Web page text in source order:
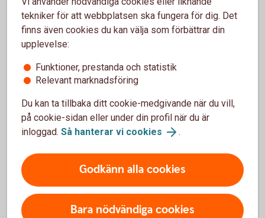
Snabb och tydlig överblick med ny design.
”Du” handlar om dig
Under det här valet hittar du till exempel
dokument och meddelande. Sånt som
handlar om dig, helt enkelt.
Behöver du hjälp?
Under "Hjälp" i appen hittar du nu svar på
vanliga frågor och kontaktuppgifter till oss.
tekniker för att webbplatsen ska fungera för dig. Det
finns även cookies du kan välja som förbättrar din
upplevelse:
Funktioner, prestanda och statistik
Relevant marknadsföring
Du kan ta tillbaka ditt cookie-medgivande när du vill,
på cookie-sidan eller under din profil när du är
inloggad. Så hanterar vi cookies .
Godkänn alla cookies
Bara nödvändiga cookies